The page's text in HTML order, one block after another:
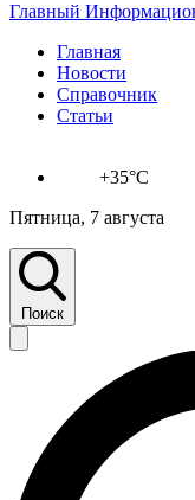
Главный
Главная
Новости
Справочник
Статьи
+35°C
Пятница, 7 августа
Поиск